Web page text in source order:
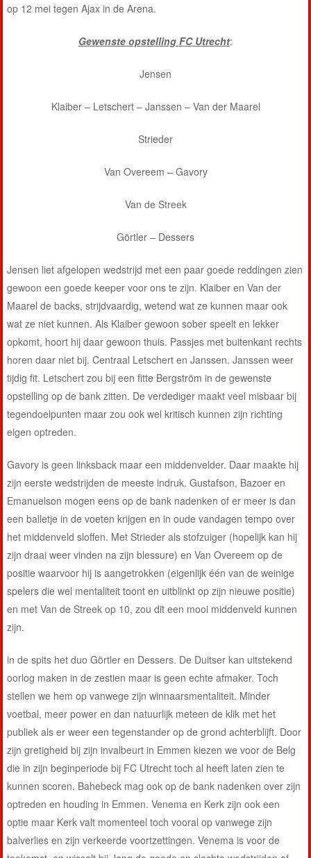
op 12 mei tegen Ajax in de Arena.
Gewenste opstelling FC Utrecht:
Jensen
Klaiber – Letschert – Janssen – Van der Maarel
Strieder
Van Overeem – Gavory
Van de Streek
Görtler – Dessers
Jensen liet afgelopen wedstrijd met een paar goede reddingen zien
gewoon een goede keeper voor ons te zijn. Klaiber en Van der
Maarel de backs, strijdvaardig, wetend wat ze kunnen maar ook
wat ze niet kunnen. Als Klaiber gewoon sober speelt en lekker
opkomt, hoort hij daar gewoon thuis. Passjes met buitenkant rechts
horen daar niet bij. Centraal Letschert en Janssen. Janssen weer
tijdig fit. Letschert zou bij een fitte Bergström in de gewenste
opstelling op de bank zitten. De verdediger maakt veel misbaar bij
tegendoelpunten maar zou ook wel kritisch kunnen zijn richting
eigen optreden.
Gavory is geen linksback maar een middenvelder. Daar maakte hij
zijn eerste wedstrijden de meeste indruk. Gustafson, Bazoer en
Emanuelson mogen eens op de bank nadenken of er meer is dan
een balletje in de voeten krijgen en in oude vandagen tempo over
het middenveld sloffen. Met Strieder als stofzuiger (hopelijk kan hij
zijn draai weer vinden na zijn blessure) en Van Overeem op de
positie waarvoor hij is aangetrokken (eigenlijk één van de weinige
spelers die wel mentaliteit toont en uitblinkt op zijn nieuwe positie)
en met Van de Streek op 10, zou dit een mooi middenveld kunnen
zijn.
in de spits het duo Görtler en Dessers. De Duitser kan uitstekend
oorlog maken in de zestien maar is geen echte afmaker. Toch
stellen we hem op vanwege zijn winnaarsmentaliteit. Minder
voetbal, meer power en dan natuurlijk meteen de klik met het
publiek als er weer een tegenstander op de grond achterblijft. Door
zijn gretigheid bij zijn invalbeurt in Emmen kiezen we voor de Belg
die in zijn beginperiode bij FC Utrecht toch al heeft laten zien te
kunnen scoren. Bahebeck mag ook op de bank nadenken over zijn
optreden en houding in Emmen. Venema en Kerk zijn ook een
optie maar Kerk valt momenteel toch vooral op vanwege zijn
balverlies en zijn verkeerde voortzettingen. Venema is voor de